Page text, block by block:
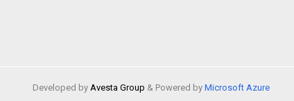
Developed by Avesta Group & Powered by Microsoft Azure